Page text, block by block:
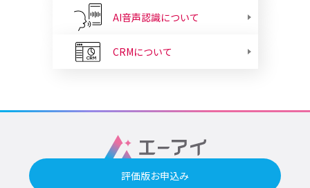
AI音声認識について
CRMについて
評価版お申込み